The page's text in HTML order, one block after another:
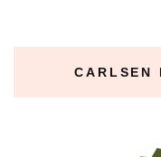
CARLSEN